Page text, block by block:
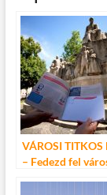
e
b
o
o
k
itt
er
VÁROSI TITKOS
– Fedezd fel